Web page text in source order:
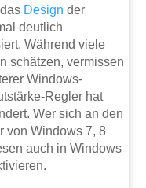
Design der
deutlich
Während viele
schätzen, vermissen
Windows-
Regler hat
Wer sich an den
von Windows 7, 8
auch in Windows